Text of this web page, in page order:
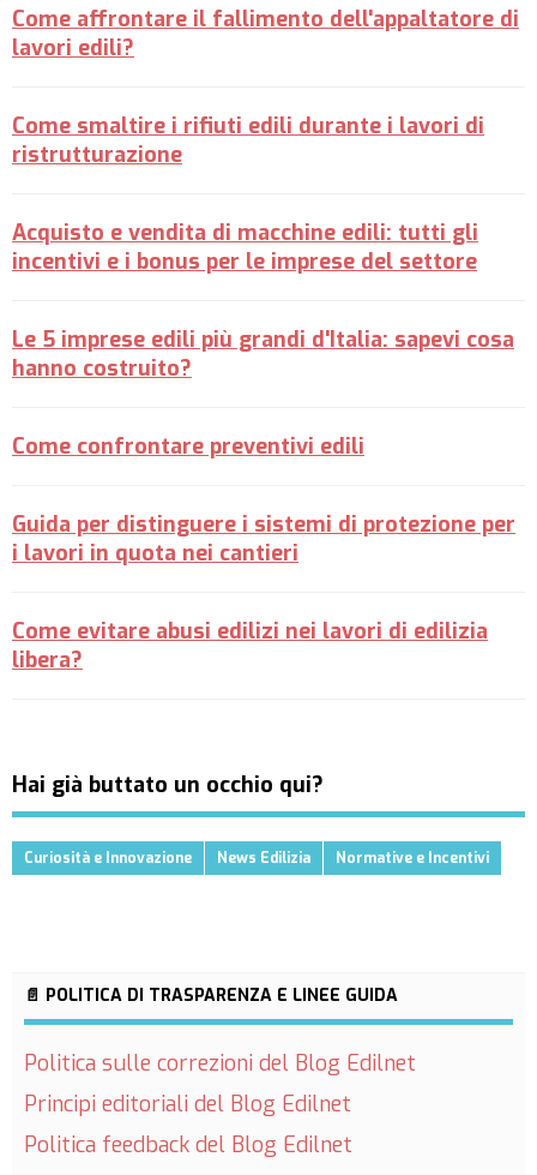
Come affrontare il fallimento dell'appaltatore di
lavori edili?
Come smaltire i rifiuti edili durante i lavori di
ristrutturazione
Acquisto e vendita di macchine edili: tutti gli
incentivi e i bonus per le imprese del settore
Le 5 imprese edili più grandi d'Italia: sapevi cosa
hanno costruito?
Come confrontare preventivi edili
Guida per distinguere i sistemi di protezione per
i lavori in quota nei cantieri
Come evitare abusi edilizi nei lavori di edilizia
libera?
Hai già buttato un occhio qui?
Curiosità e Innovazione News Edilizia Normative e Incentivi
📄 POLITICA DI TRASPARENZA E LINEE GUIDA
Politica sulle correzioni del Blog Edilnet
Principi editoriali del Blog Edilnet
Politica feedback del Blog Edilnet